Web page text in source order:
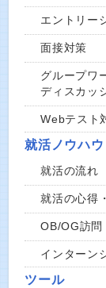
エントリー
面接対策
グループワ
ディスカッ
Webテスト
就活ノウハウ
就活の流れ
就活の心得
OB/OG訪問
インターン
ツール